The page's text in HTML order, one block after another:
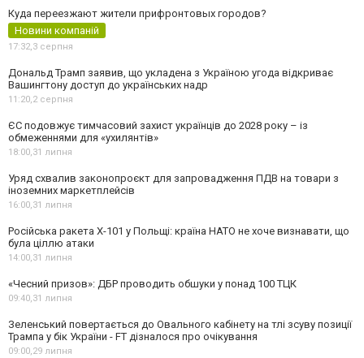
Куда переезжают жители прифронтовых городов?
Новини компаній
17:32,3 серпня
Дональд Трамп заявив, що укладена з Україною угода відкриває
Вашингтону доступ до українських надр
11:20,2 серпня
ЄС подовжує тимчасовий захист українців до 2028 року – із
обмеженнями для «ухилянтів»
18:00,31 липня
Уряд схвалив законопроєкт для запровадження ПДВ на товари з
іноземних маркетплейсів
16:00,31 липня
Російська ракета Х-101 у Польщі: країна НАТО не хоче визнавати, що
була ціллю атаки
14:00,31 липня
«Чесний призов»: ДБР проводить обшуки у понад 100 ТЦК
09:40,31 липня
Зеленський повертається до Овального кабінету на тлі зсуву позиції
Трампа у бік України - FT дізналося про очікування
09:00,29 липня